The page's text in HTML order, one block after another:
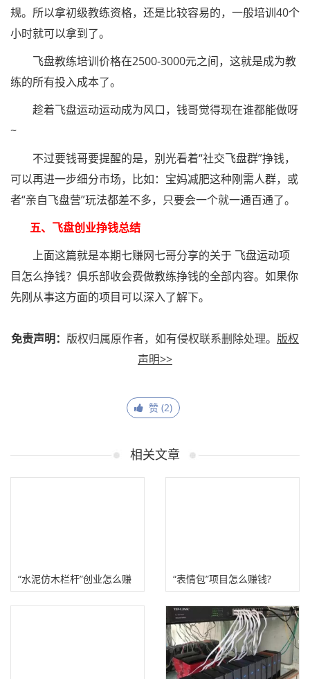
规。所以拿初级教练资格，还是比较容易的，一般培训40个
小时就可以拿到了。
飞盘教练培训价格在2500-3000元之间，这就是成为教
练的所有投入成本了。
趁着飞盘运动运动成为风口，钱哥觉得现在谁都能做呀
~
不过要钱哥要提醒的是，别光看着“社交飞盘群”挣钱，
可以再进一步细分市场，比如：宝妈减肥这种刚需人群，或
者“亲自飞盘营”玩法都差不多，只要会一个就一通百通了。
五、飞盘创业挣钱总结
上面这篇就是本期七赚网七哥分享的关于 飞盘运动项
目怎么挣钱？俱乐部收会费做教练挣钱的全部内容。如果你
先刚从事这方面的项目可以深入了解下。
免责声明： 版权归属原作者，如有侵权联系删除处理。 版权
声明>>
赞 (2)
相关文章
“水泥仿木栏杆”创业怎么赚
钱？
“表情包”项目怎么赚钱?